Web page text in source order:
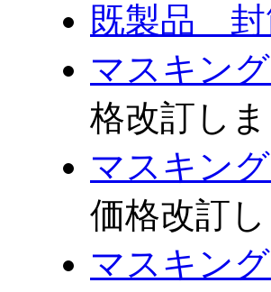
既製品 封
マスキン
格改訂しま
マスキン
価格改訂
マスキン